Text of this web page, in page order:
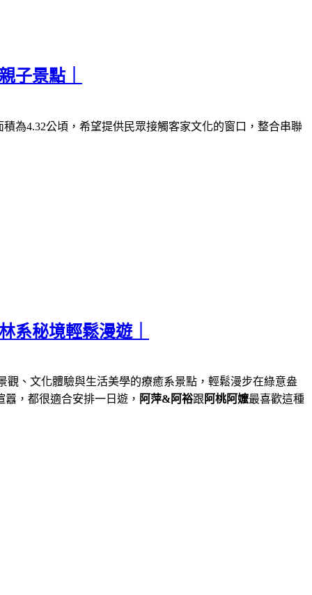
子景點｜
積為4.32公頃，希望提供民眾接觸客家文化的窗口，整合串聯
系秘境輕鬆漫遊｜
觀、文化體驗與生活美學的療癒系景點，輕鬆漫步在綠意盎
，都很適合安排一日遊， 阿萍&阿裕跟 阿桃阿嬤最喜歡這種